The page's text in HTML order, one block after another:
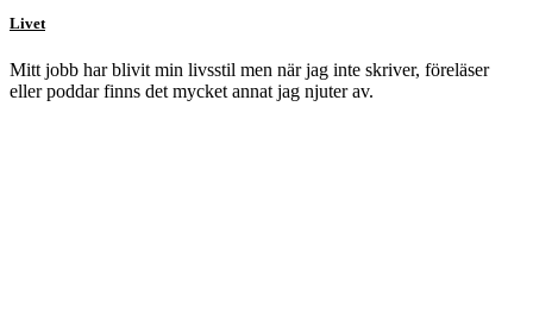
Livet
Mitt jobb har blivit min livsstil men när jag inte skriver, föreläser
eller poddar finns det mycket annat jag njuter av.